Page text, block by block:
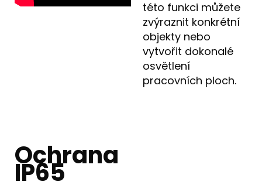
této funkci můžete
zvýraznit konkrétní
objekty nebo
vytvořit dokonalé
osvětlení
pracovních ploch.
Ochrana
IP65